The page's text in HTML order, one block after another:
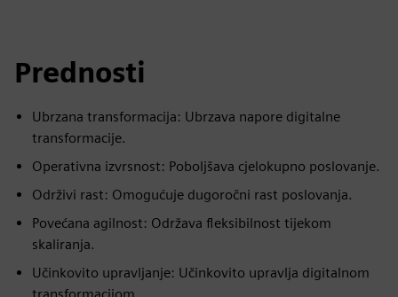
Prednosti
Ubrzana transformacija: Ubrzava napore digitalne
transformacije.
Operativna izvrsnost: Poboljšava cjelokupno poslovanje.
Održivi rast: Omogućuje dugoročni rast poslovanja.
Povećana agilnost: Održava fleksibilnost tijekom
skaliranja.
Učinkovito upravljanje: Učinkovito upravlja digitalnom